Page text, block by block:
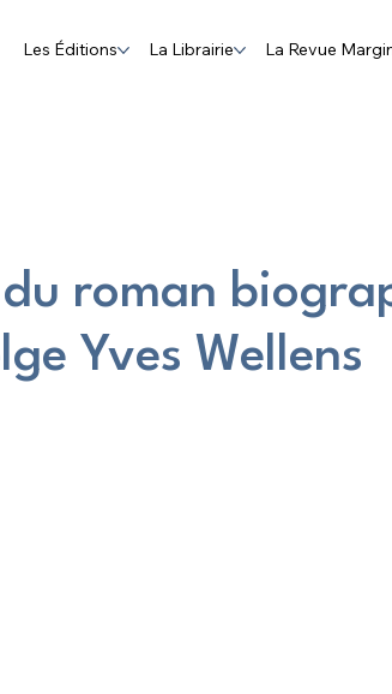
Les Éditions La Librairie La Revue
roman
Yves Wellens